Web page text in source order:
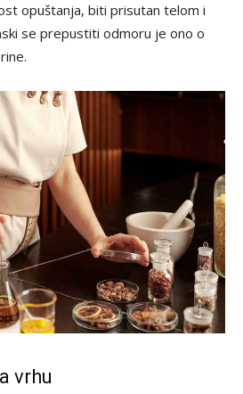
opuštanja, biti prisutan telom i
se prepustiti odmoru je ono o
vrhu